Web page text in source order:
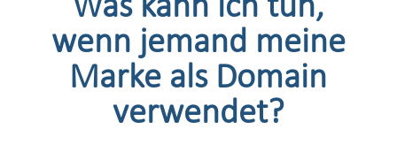
Was kann ich tun,
wenn jemand meine
Marke als Domain
verwendet?